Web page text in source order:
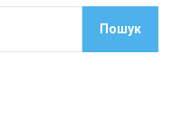
Пошук